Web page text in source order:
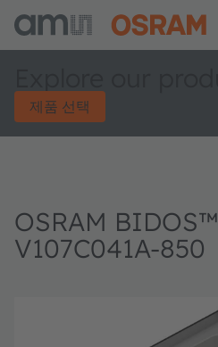
제품 선택
OSRAM
V107C041A-850